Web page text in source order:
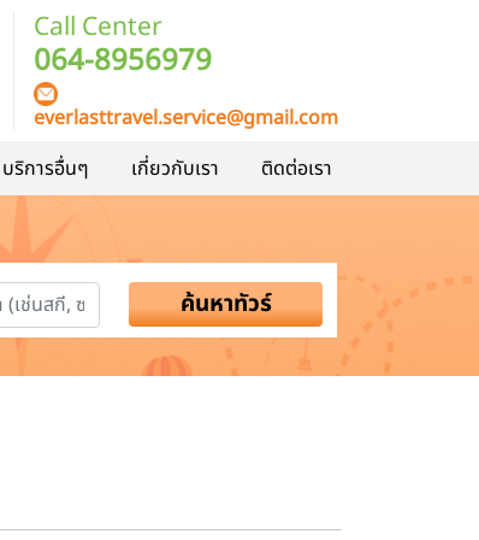
Call Center
064-8956979
everlasttravel.service@gmail.com
บริการอื่นๆ เกี่ยวกับเรา ติดต่อเรา
ค้นหาทัวร์